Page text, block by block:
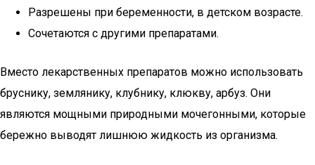
Разрешены при беременности, в детском возрасте.
Сочетаются с другими препаратами.
Вместо лекарственных препаратов можно использовать
бруснику, землянику, клубнику, клюкву, арбуз. Они
являются мощными природными мочегонными, которые
бережно выводят лишнюю жидкость из организма.